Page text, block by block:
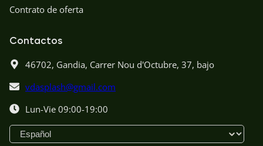
Contrato de oferta
Contactos
46702, Gandia, Carrer Nou d'Octubre, 37, bajo
vdasplash@gmail.com
Lun-Vie 09:00-19:00